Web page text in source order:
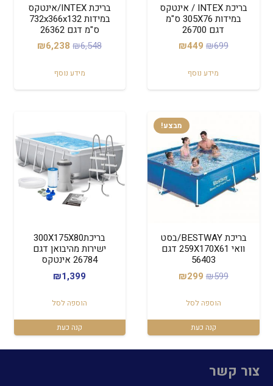
בריכת INTEX / אינטקס
במידות 305X76 ס"מ
דגם 26700
₪699
המחיר
היה:
₪699.
₪449
₪449.
מידע נוסף
בריכת INTEX/אינטקס
במידות 732x366x132
ס"מ דגם 26362
₪6,548
המחיר
היה:
₪6,548.
₪6,238
המחיר
₪6,238.
מידע נוסף
מבצע!
בריכת BESTWAY/בסט
וואי 259X170X61 דגם
56403
₪599
המחיר
היה:
₪599.
₪299
₪299.
הוספה לסל
קנה כעת
בריכת300X175X80
ישירות מהיבואן דגם
26784 אינטקס
₪1,399
הוספה לסל
קנה כעת
צור קשר